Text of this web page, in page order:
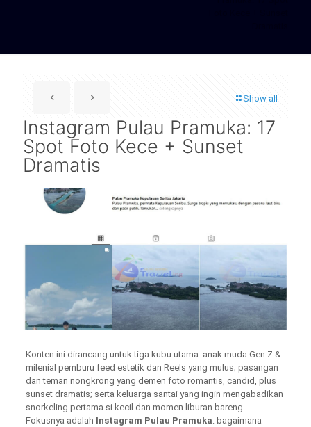
Show all
Instagram Pulau Pramuka: 17
Spot Foto Kece + Sunset
Dramatis
Konten ini dirancang untuk tiga kubu utama: anak muda Gen Z &
milenial pemburu feed estetik dan Reels yang mulus; pasangan
dan teman nongkrong yang demen foto romantis, candid, plus
sunset dramatis; serta keluarga santai yang ingin mengabadikan
snorkeling pertama si kecil dan momen liburan bareng.
Fokusnya adalah Instagram Pulau Pramuka: bagaimana